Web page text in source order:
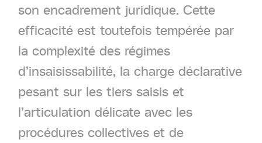
son encadrement juridique. Cette
efficacité est toutefois tempérée par
la complexité des régimes
d’insaisissabilité, la charge déclarative
pesant sur les tiers saisis et
l’articulation délicate avec les
procédures collectives et de